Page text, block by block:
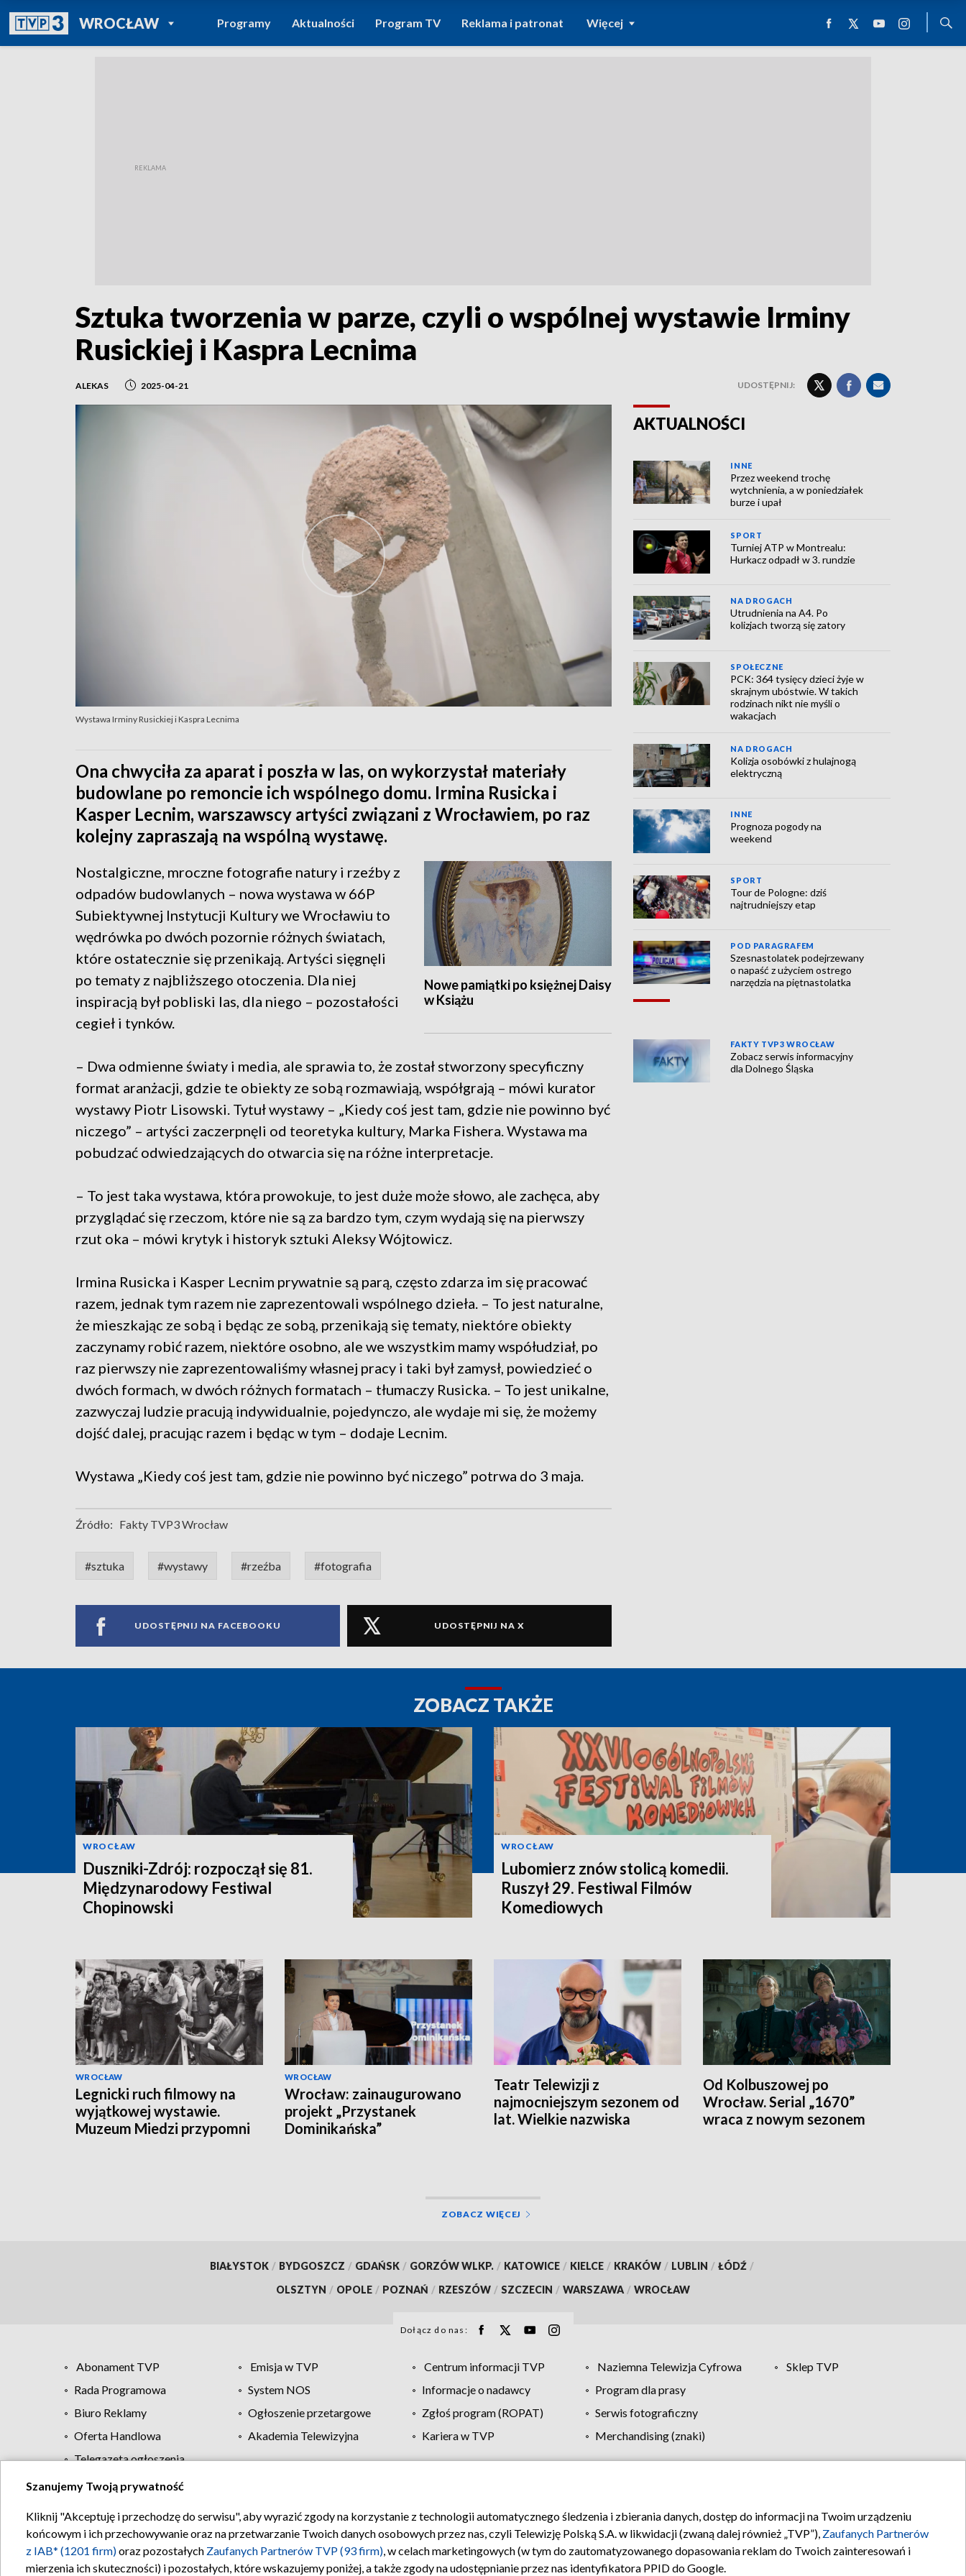
WROCŁAWPOWRÓT DO
TVP REGIONY
Programy Aktualności Program TV Reklama i patronat Więcej
Sztuka tworzenia w parze, czyli o wspólnej wystawie Irminy
Rusickiej i Kaspra Lecnima
ALEKAS 2025-04-21 UDOSTĘPNIJ:
Wystawa Irminy Rusickiej i Kaspra Lecnima
Ona chwyciła za aparat i poszła w las, on wykorzystał materiały
budowlane po remoncie ich wspólnego domu. Irmina Rusicka i
Kasper Lecnim, warszawscy artyści związani z Wrocławiem, po raz
kolejny zapraszają na wspólną wystawę.
Nowe pamiątki po księżnej Daisy
w Książu
Nostalgiczne, mroczne fotografie natury i rzeźby z
odpadów budowlanych – nowa wystawa w 66P
Subiektywnej Instytucji Kultury we Wrocławiu to
wędrówka po dwóch pozornie różnych światach,
które ostatecznie się przenikają. Artyści sięgnęli
po tematy z najbliższego otoczenia. Dla niej
inspiracją był pobliski las, dla niego – pozostałości
cegieł i tynków.
– Dwa odmienne światy i media, ale sprawia to, że został stworzony specyficzny
format aranżacji, gdzie te obiekty ze sobą rozmawiają, współgrają – mówi kurator
wystawy Piotr Lisowski. Tytuł wystawy – „Kiedy coś jest tam, gdzie nie powinno być
niczego” – artyści zaczerpnęli od teoretyka kultury, Marka Fishera. Wystawa ma
pobudzać odwiedzających do otwarcia się na różne interpretacje.
– To jest taka wystawa, która prowokuje, to jest duże może słowo, ale zachęca, aby
przyglądać się rzeczom, które nie są za bardzo tym, czym wydają się na pierwszy
rzut oka – mówi krytyk i historyk sztuki Aleksy Wójtowicz.
Irmina Rusicka i Kasper Lecnim prywatnie są parą, często zdarza im się pracować
razem, jednak tym razem nie zaprezentowali wspólnego dzieła. – To jest naturalne,
że mieszkając ze sobą i będąc ze sobą, przenikają się tematy, niektóre obiekty
zaczynamy robić razem, niektóre osobno, ale we wszystkim mamy współudział, po
raz pierwszy nie zaprezentowaliśmy własnej pracy i taki był zamysł, powiedzieć o
dwóch formach, w dwóch różnych formatach – tłumaczy Rusicka. – To jest unikalne,
zazwyczaj ludzie pracują indywidualnie, pojedynczo, ale wydaje mi się, że możemy
dojść dalej, pracując razem i będąc w tym – dodaje Lecnim.
Wystawa „Kiedy coś jest tam, gdzie nie powinno być niczego” potrwa do 3 maja.
Źródło: Fakty TVP3 Wrocław
#sztuka #wystawy #rzeźba #fotografia
UDOSTĘPNIJ NA FACEBOOKU UDOSTĘPNIJ NA X
AKTUALNOŚCI
INNE
Przez weekend trochę
wytchnienia, a w poniedziałek
burze i upał
SPORT
Turniej ATP w Montrealu:
Hurkacz odpadł w 3. rundzie
NA DROGACH
Utrudnienia na A4. Po
kolizjach tworzą się zatory
SPOŁECZNE
PCK: 364 tysięcy dzieci żyje w
skrajnym ubóstwie. W takich
rodzinach nikt nie myśli o
wakacjach
NA DROGACH
Kolizja osobówki z hulajnogą
elektryczną
INNE
Prognoza pogody na
weekend
SPORT
Tour de Pologne: dziś
najtrudniejszy etap
POD PARAGRAFEM
Szesnastolatek podejrzewany
o napaść z użyciem ostrego
narzędzia na piętnastolatka
FAKTY TVP3 WROCŁAW
Zobacz serwis informacyjny
dla Dolnego Śląska
ZOBACZ TAKŻE
WROCŁAW
Duszniki-Zdrój: rozpoczął się 81.
Międzynarodowy Festiwal
Chopinowski
WROCŁAW
Lubomierz znów stolicą komedii.
Ruszył 29. Festiwal Filmów
Komediowych
WROCŁAW
Legnicki ruch filmowy na
wyjątkowej wystawie.
Muzeum Miedzi przypomni
WROCŁAW
Wrocław: zainaugurowano
projekt „Przystanek
Dominikańska”
Teatr Telewizji z
najmocniejszym sezonem od
lat. Wielkie nazwiska
Od Kolbuszowej po
Wrocław. Serial „1670”
wraca z nowym sezonem
ZOBACZ WIĘCEJ
BIAŁYSTOK / BYDGOSZCZ / GDAŃSK / GORZÓW WLKP. / KATOWICE / KIELCE / KRAKÓW / LUBLIN / ŁÓDŹ /
OLSZTYN / OPOLE / POZNAŃ / RZESZÓW / SZCZECIN / WARSZAWA / WROCŁAW
Dołącz do nas:
Abonament TVP Emisja w TVP Centrum informacji TVP Naziemna Telewizja Cyfrowa
Sklep TVP
Rada Programowa
System NOS Informacje o nadawcy
Program dla prasy
Biuro Reklamy
Ogłoszenie przetargowe Zgłoś program (ROPAT)
Serwis fotograficzny
Oferta Handlowa
Akademia Telewizyjna Kariera w TVP
Merchandising (znaki)
Telegazeta ogłoszenia
Regulamin TVP Polityka prywatności Moje zgody Pomoc Biuro reklamy Kontakt
Szanujemy Twoją prywatność
Kliknij "Akceptuję i przechodzę do serwisu", aby wyrazić zgody na korzystanie z technologii automatycznego śledzenia i zbierania danych, dostęp do informacji na Twoim urządzeniu
końcowym i ich przechowywanie oraz na przetwarzanie Twoich danych osobowych przez nas, czyli Telewizję Polską S.A. w likwidacji (zwaną dalej również „TVP”), Zaufanych Partnerów
z IAB* (1201 firm)oraz pozostałych Zaufanych Partnerów TVP (93 firm), w celach marketingowych (w tym do zautomatyzowanego dopasowania reklam do Twoich zainteresowań i
mierzenia ich skuteczności) i pozostałych, które wskazujemy poniżej, a także zgody na udostępnianie przez nas identyfikatora PPID do Google.